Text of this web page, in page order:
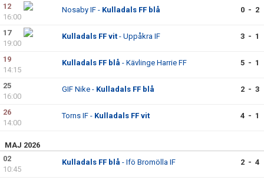
12
16:00
Nosaby IF - Kulladals FF blå 0 - 2
17
19:00
Kulladals FF vit - Uppåkra IF 3 - 1
19
14:15
Kulladals FF blå - Kävlinge Harrie FF 5 - 1
25
16:00
GIF Nike - Kulladals FF blå 2 - 3
26
14:00
Torns IF - Kulladals FF vit 4 - 1
MAJ 2026
02
10:45
Kulladals FF blå - Ifö Bromölla IF 2 - 4